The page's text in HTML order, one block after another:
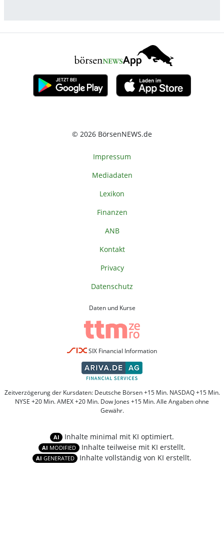
© 2026 BörsenNEWS.de
Impressum
Mediadaten
Lexikon
Finanzen
ANB
Kontakt
Privacy
Datenschutz
Daten und Kurse
SIX Financial Information
Zeitverzögerung der Kursdaten: Deutsche Börsen +15 Min. NASDAQ +15 Min.
NYSE +20 Min. AMEX +20 Min. Dow Jones +15 Min. Alle Angaben ohne
Gewähr.
AI Inhalte minimal mit KI optimiert.
AI MODIFIED Inhalte teilweise mit KI erstellt.
AI GENERATED Inhalte vollständig von KI erstellt.